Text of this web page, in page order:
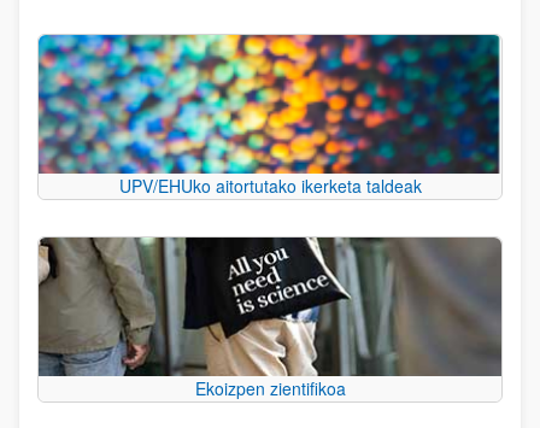
UPV/EHUko aitortutako ikerketa taldeak
Ekoizpen zientifikoa